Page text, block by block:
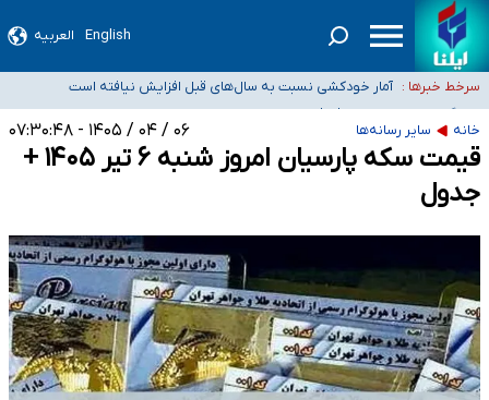
English العربیه
سرخط خبرها :
سیدحسن خمینی عزادار شد
آمار خودکشی نسبت به سال‌های قبل افزایش نیافته است
دستگیری عامل اصلی حادثه فوت حمیدرضا رجب‌زاده
نباید تفسیرهای سلیقه‌ای از مواضع رسمی کشور ارائه شود
«زیرمیزی» برای داوطلبان پزشکی سراب است/ دریافت‌های غیرمتعارف در شأن پزشکی
و کشورمان نیست/ نظام سلامت جلوی این رویه را بگیرد
خانه سایر رسانه‌ها ۰۶ / ۰۴ / ۱۴۰۵ - ۰۷:۳۰:۴۸
قیمت سکه پارسیان امروز شنبه ۶ تیر ۱۴۰۵ +
جدول